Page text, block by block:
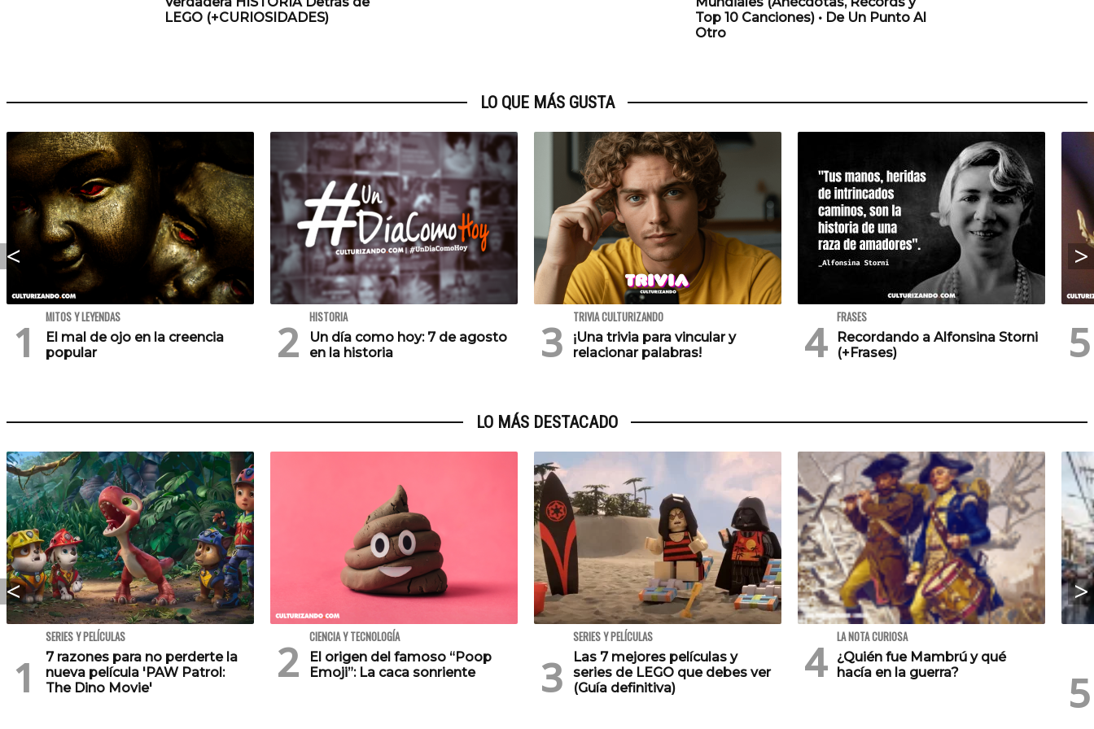
LEGO (+CURIOSIDADES)
Top 10 Canciones) • De Un Punto Al
Otro
LO QUE MÁS GUSTA
MITOS Y LEYENDAS
El mal de ojo en la creencia
popular
HISTORIA
Un día como hoy: 7 de agosto
en la historia
TRIVIA CULTURIZANDO
¡Una trivia para vincular y
relacionar palabras!
FRASES
Recordando a Alfonsina Storni
(+Frases)
LO MÁS DESTACADO
SERIES Y PELÍCULAS
7 razones para no perderte la
nueva película 'PAW Patrol:
The Dino Movie'
CIENCIA Y TECNOLOGÍA
El origen del famoso “Poop
Emoji”: La caca sonriente
SERIES Y PELÍCULAS
Las 7 mejores películas y
series de LEGO que debes ver
(Guía definitiva)
LA NOTA CURIOSA
¿Quién fue Mambrú y qué
hacía en la guerra?